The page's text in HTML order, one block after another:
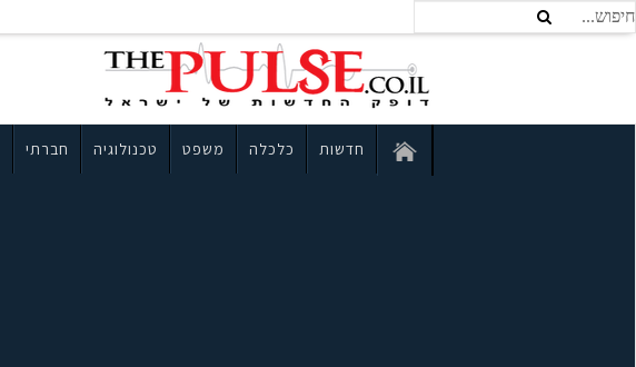
חדשות כלכלה משפט טכנולוגיה חברתי